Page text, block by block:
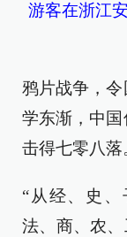
游客在浙江
鸦片战争，
学东渐，中国
击得七零八落
“从经、史、
法、商、农、